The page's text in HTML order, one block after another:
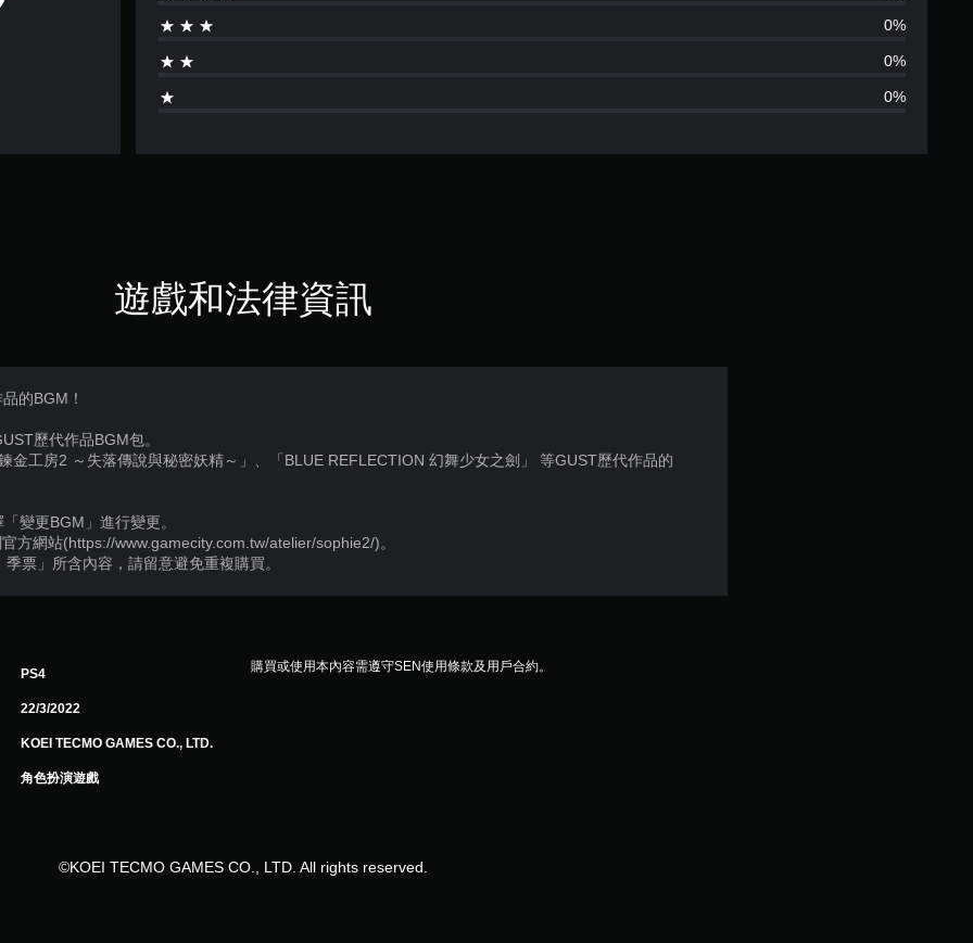
分
為
5
顆
0%
0%
0%
遊戲和法律資訊
的BGM！
歷代作品BGM包。
金工房2 ～失落傳說與秘密妖精～」、「BLUE REFLECTION 幻舞少女之劍」 等GUST歷代作品的
變更BGM」進行變更。
方網站(https://www.gamecity.com.tw/atelier/sophie2/)。
票」所含內容，請留意避免重複購買。
PS4
22/3/2022
KOEI TECMO GAMES CO., LTD.
角色扮演遊戲
購買或使用本內容需遵守SEN使用條款及用戶合約。
©KOEI TECMO GAMES CO., LTD. All rights reserved.